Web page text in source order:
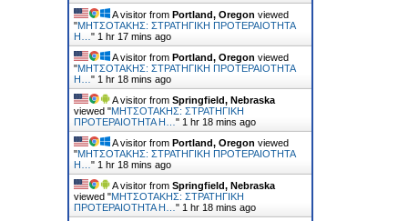
A visitor from Portland, Oregon viewed
"ΜΗΤΣΟΤΑΚΗΣ: ΣΤΡΑΤΗΓΙΚΗ ΠΡΟΤΕΡΑΙΟΤΗΤΑ
Η… " 1 hr 17 mins ago
A visitor from Portland, Oregon viewed
"ΜΗΤΣΟΤΑΚΗΣ: ΣΤΡΑΤΗΓΙΚΗ ΠΡΟΤΕΡΑΙΟΤΗΤΑ
Η… " 1 hr 18 mins ago
A visitor from Springfield, Nebraska
viewed "ΜΗΤΣΟΤΑΚΗΣ: ΣΤΡΑΤΗΓΙΚΗ
ΠΡΟΤΕΡΑΙΟΤΗΤΑ Η… " 1 hr 18 mins ago
A visitor from Portland, Oregon viewed
"ΜΗΤΣΟΤΑΚΗΣ: ΣΤΡΑΤΗΓΙΚΗ ΠΡΟΤΕΡΑΙΟΤΗΤΑ
Η… " 1 hr 18 mins ago
A visitor from Springfield, Nebraska
viewed "ΜΗΤΣΟΤΑΚΗΣ: ΣΤΡΑΤΗΓΙΚΗ
ΠΡΟΤΕΡΑΙΟΤΗΤΑ Η… " 1 hr 18 mins ago